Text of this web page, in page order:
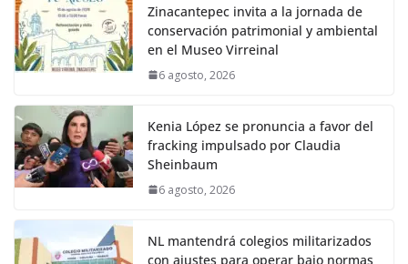
Zinacantepec invita a la jornada de
conservación patrimonial y ambiental
en el Museo Virreinal
6 agosto, 2026
Kenia López se pronuncia a favor del
fracking impulsado por Claudia
Sheinbaum
6 agosto, 2026
NL mantendrá colegios militarizados
con ajustes para operar bajo normas